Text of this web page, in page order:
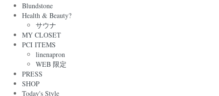
Blundstone
Health & Beauty?
サウナ
MY CLOSET
PCI ITEMS
linenapron
WEB 限定
PRESS
SHOP
Today's Style